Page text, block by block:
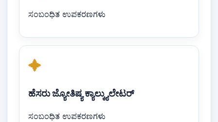
ಸಂಬಂಧಿತ ಉಪಕರಣಗಳು
✦
ಹೆಸರು ಜ್ಯೋತಿಷ್ಯ ಕ್ಯಾಲ್ಕ್ಯುಲೇಟರ್
ಸಂಬಂಧಿತ ಉಪಕರಣಗಳು